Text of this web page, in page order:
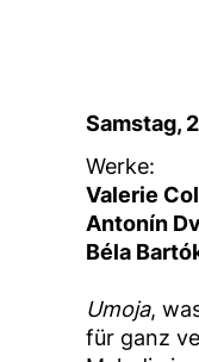
Samstag,
Werke:
Valerie
Antonín
Béla
Umoja,
für ganz